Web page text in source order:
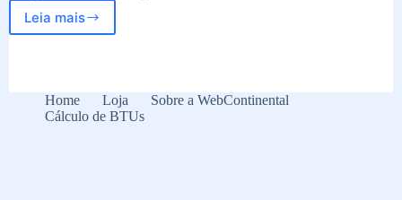
Leia mais
Guia
Ar-
Condicionado
Home Loja
Sobre a WebContinental
Cálculo de BTUs